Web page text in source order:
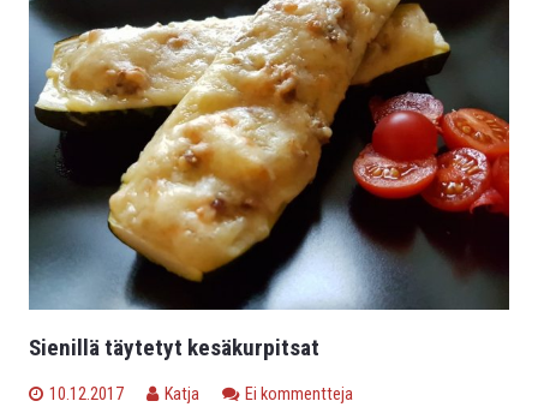
Sienillä täytetyt kesäkurpitsat
10.12.2017 Katja
Ei kommentteja